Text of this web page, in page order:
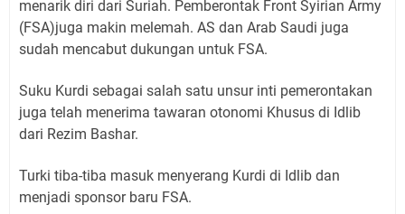
menarik diri dari Suriah. Pemberontak Front Syirian Army
(FSA)juga makin melemah. AS dan Arab Saudi juga
sudah mencabut dukungan untuk FSA.
Suku Kurdi sebagai salah satu unsur inti pemerontakan
juga telah menerima tawaran otonomi Khusus di Idlib
dari Rezim Bashar.
Turki tiba-tiba masuk menyerang Kurdi di Idlib dan
menjadi sponsor baru FSA.